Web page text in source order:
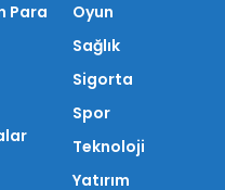
Para
Oyun
Sağlık
Sigorta
Spor
Teknoloji
Yatırım